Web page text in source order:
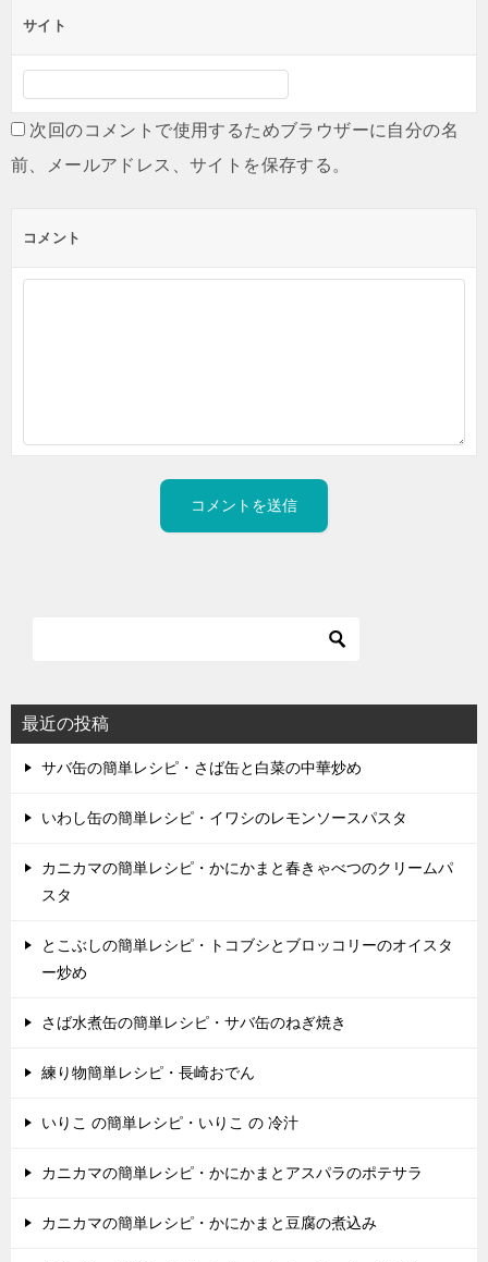
サイト
次回のコメントで使用するためブラウザーに自分の名
前、メールアドレス、サイトを保存する。
コメント
最近の投稿
サバ缶の簡単レシピ・さば缶と白菜の中華炒め
いわし缶の簡単レシピ・イワシのレモンソースパスタ
カニカマの簡単レシピ・かにかまと春きゃべつのクリームパ
スタ
とこぶしの簡単レシピ・トコブシとブロッコリーのオイスタ
ー炒め
さば水煮缶の簡単レシピ・サバ缶のねぎ焼き
練り物簡単レシピ・長崎おでん
いりこ の簡単レシピ・いりこ の 冷汁
カニカマの簡単レシピ・かにかまとアスパラのポテサラ
カニカマの簡単レシピ・かにかまと豆腐の煮込み